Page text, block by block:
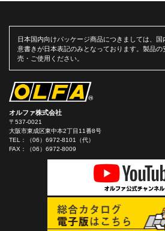
日本国内向けパッケージ商品につきましては、
意書きが日本表記のみとなっております。製品
売・ご使用ください。
オルファ株式会社
〒537-0021
大阪市東成区東中本2丁目11番8号
TEL：
（06）6972-8101（代）
FAX：（06）6972-8009